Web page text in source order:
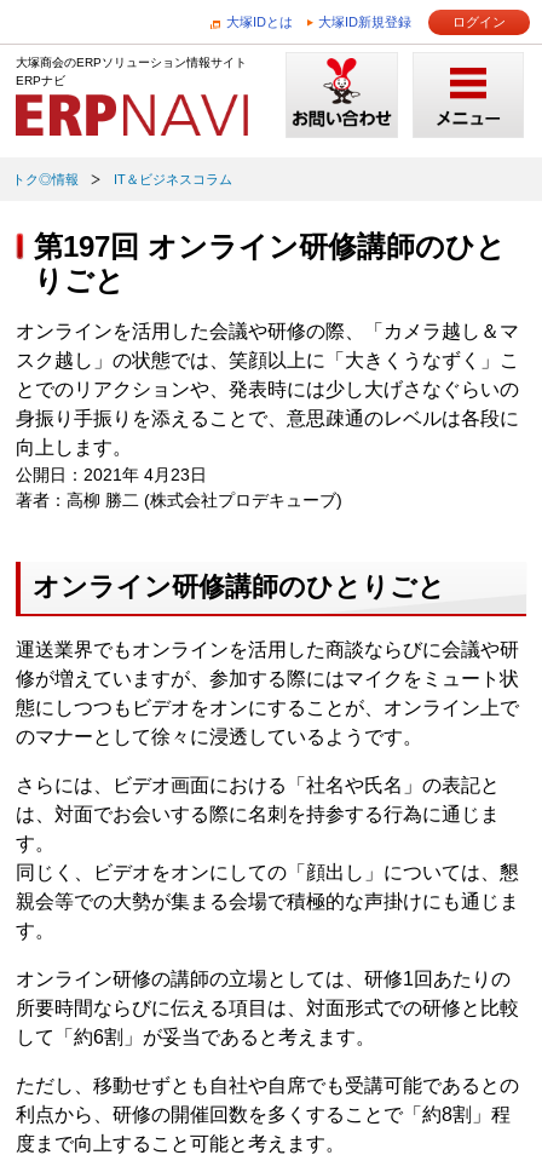
大塚IDとは 大塚ID新規登録 ログイン
大塚商会のERPソリューション情報サイト
ERPナビ
トク◎情報 IT＆ビジネスコラム
第197回 オンライン研修講師のひと
りごと
オンラインを活用した会議や研修の際、「カメラ越し＆マ
スク越し」の状態では、笑顔以上に「大きくうなずく」こ
とでのリアクションや、発表時には少し大げさなぐらいの
身振り手振りを添えることで、意思疎通のレベルは各段に
向上します。
公開日：2021年 4月23日
著者：高柳 勝二 (株式会社プロデキューブ)
オンライン研修講師のひとりごと
運送業界でもオンラインを活用した商談ならびに会議や研
修が増えていますが、参加する際にはマイクをミュート状
態にしつつもビデオをオンにすることが、オンライン上で
のマナーとして徐々に浸透しているようです。
さらには、ビデオ画面における「社名や氏名」の表記と
は、対面でお会いする際に名刺を持参する行為に通じま
す。
同じく、ビデオをオンにしての「顔出し」については、懇
親会等での大勢が集まる会場で積極的な声掛けにも通じま
す。
オンライン研修の講師の立場としては、研修1回あたりの
所要時間ならびに伝える項目は、対面形式での研修と比較
して「約6割」が妥当であると考えます。
ただし、移動せずとも自社や自席でも受講可能であるとの
利点から、研修の開催回数を多くすることで「約8割」程
度まで向上すること可能と考えます。